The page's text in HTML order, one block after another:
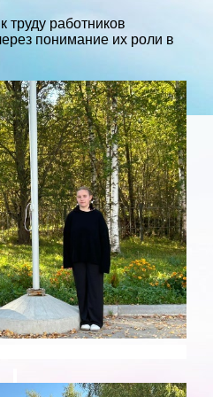
труду работников
понимание их роли в